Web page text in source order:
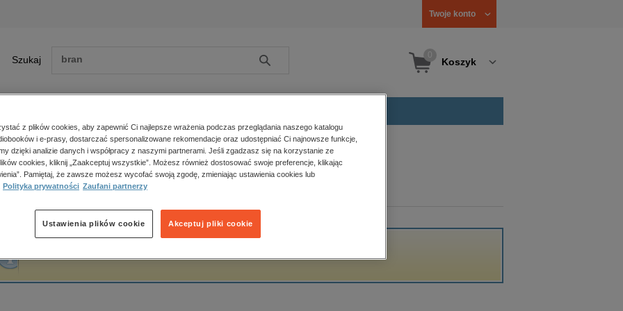
Twoje konto
Szukaj Szukaj Koszyk
Zobacz wszystkie E-prasa
polityka, społeczno-informacyjne
psychologiczne
popularno-naukowe
historia
główna Dariusz Rosiak
Rosiak
z plików cookies, aby zapewnić Ci najlepsze wrażenia podczas przeglądania naszego katalogu
i e-prasy, dostarczać spersonalizowane rekomendacje oraz udostępniać Ci najnowsze funkcje,
dzięki analizie danych i współpracy z naszymi partnerami. Jeśli zgadzasz się na korzystanie ze
cookies, kliknij „Zaakceptuj wszystkie”. Możesz również dostosować swoje preferencje, klikając
Pamiętaj, że zawsze możesz wycofać swoją zgodę, zmieniając ustawienia cookies lub
Polityka prywatności Zaufani partnerzy
Akceptuj pliki cookie
Ustawienia plików cookie